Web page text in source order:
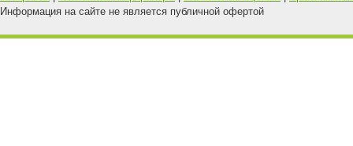
Информация на сайте не является публичной офертой